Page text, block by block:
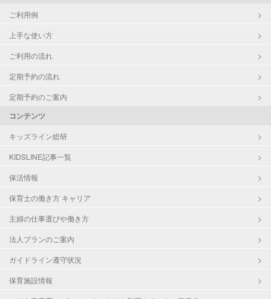
ご利用例
上手な使い方
ご利用の流れ
定期予約の流れ
定期予約のご案内
コンテンツ
キッズライン総研
KIDSLINE記事一覧
保活情報
保育士の働き方 キャリア
主婦の仕事選びや働き方
法人プランのご案内
ガイドライン遵守状況
保育施設情報